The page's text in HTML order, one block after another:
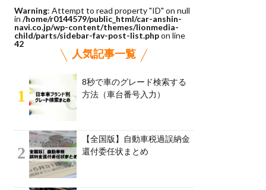
Warning: Attempt to read property "ID" on null
in /home/r0144579/public_html/car-anshin-
navi.co.jp/wp-content/themes/lionmedia-
child/parts/sidebar-fav-post-list.phpon line
42
人気記事一覧
1
8秒で車のグレード検索する
方法（車台番号入力）
2
【全国版】自動車税過誤納金
還付委任状まとめ